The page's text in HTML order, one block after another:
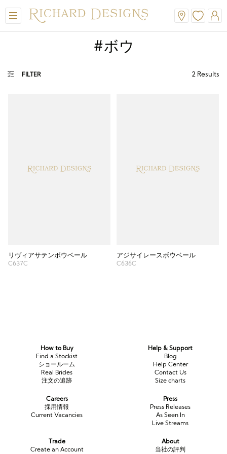
#ボウ
FILTER 2 Results
リヴィアサテンボウベール
C637C
アジサイレースボウベール
C636C
How to Buy
Find a Stockist
ショールーム
Real Brides
注文の追跡
Help & Support
Blog
Help Center
Contact Us
Size charts
Careers
採用情報
Current Vacancies
Press
Press Releases
As Seen In
Live Streams
Trade
Create an Account
About
当社の評判